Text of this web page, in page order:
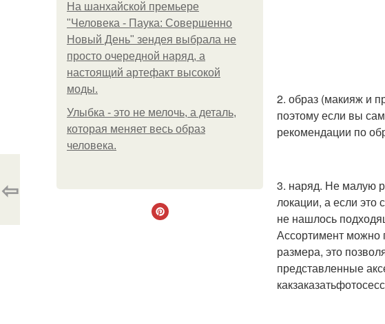
На шанхайской премьере
"Человека - Паука: Совершенно
Новый День" зендея выбрала не
просто очередной наряд, а
настоящий артефакт высокой
моды.
Улыбка - это не мелочь, а деталь,
которая меняет весь образ
человека.
2. образ (макияж и
поэтому если вы
рекомендации по
3. наряд. Не малую
локации, а если это
не нашлось
Ассортимент можно
размера, это
представленные
⇦